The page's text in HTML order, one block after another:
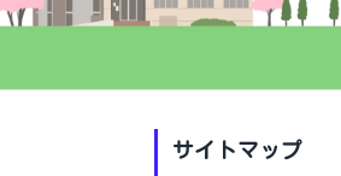
サイトマップ